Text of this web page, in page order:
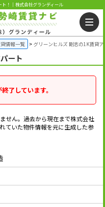
！｜株式会社グランディール
情報一覧 グリーンヒルズ 剛志の1K賃貸
ート
了しています。
せん。過去から現在まで株式会社
ていた物件情報を元に生成した参